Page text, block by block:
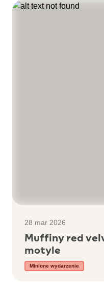
28 mar 2026
Muffiny red
motyle
Minione wydarzenie